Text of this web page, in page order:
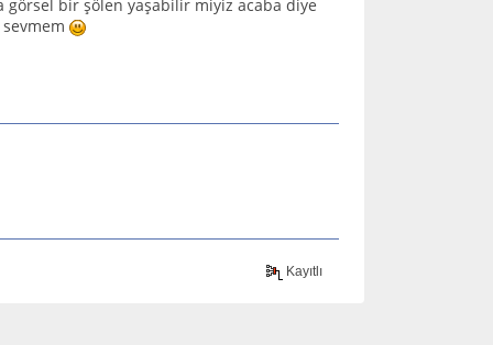
görsel bir şölen yaşabilir miyiz acaba diye
Kayıtlı